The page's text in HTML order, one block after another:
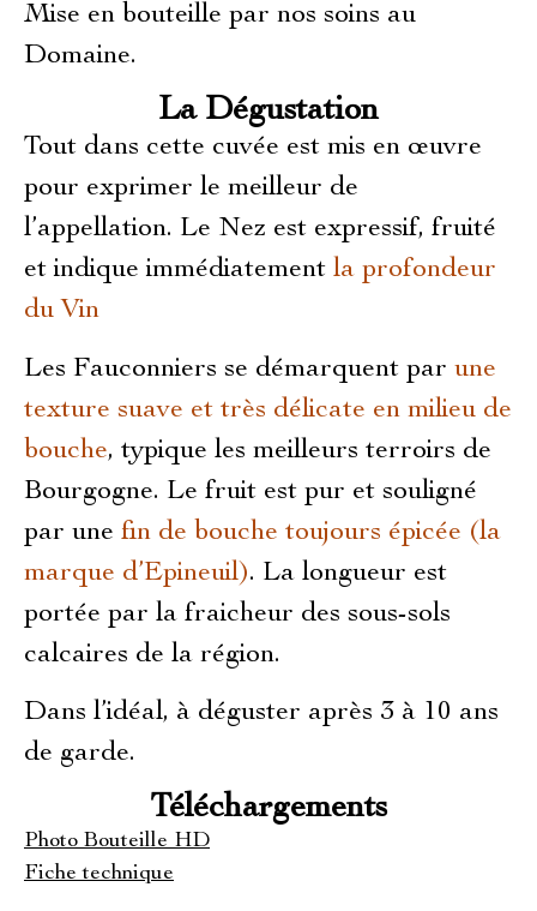
Mise en bouteille par nos soins au
Domaine.
La Dégustation
Tout dans cette cuvée est mis en œuvre
pour exprimer le meilleur de
l’appellation. Le Nez est expressif, fruité
et indique immédiatement la profondeur
du Vin
Les Fauconniers se démarquent par une
texture suave et très délicate en milieu de
bouche, typique les meilleurs terroirs de
Bourgogne. Le fruit est pur et souligné
par une fin de bouche toujours épicée (la
marque d’Epineuil). La longueur est
portée par la fraicheur des sous-sols
calcaires de la région.
Dans l’idéal, à déguster après 3 à 10 ans
de garde.
Téléchargements
Photo Bouteille HD
Fiche technique